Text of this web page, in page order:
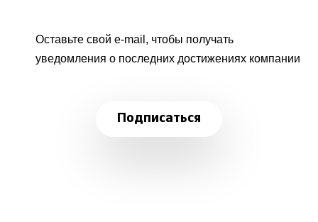
Оставьте свой e-mail, чтобы получать
уведомления о последних достижениях компании
Подписаться